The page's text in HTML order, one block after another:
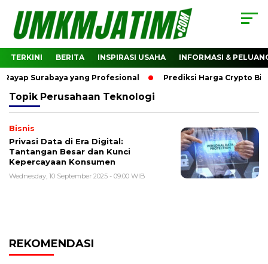
TERKINI BERITA INSPIRASI USAHA INFORMASI &
Surabaya yang Profesional Prediksi Harga Crypto
Topik Perusahaan Teknologi
Bisnis
Privasi Data di Era Digital:
Tantangan Besar dan Kunci
Kepercayaan Konsumen
Wednesday, 10 September 2025 - 09:00 WIB
REKOMENDASI